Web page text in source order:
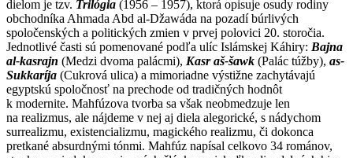
dielom je tzv. Trilógia (1956 – 1957), ktorá opisuje osudy rodiny
obchodníka Ahmada Abd al-Džawáda na pozadí búrlivých
spoločenských a politických zmien v prvej polovici 20. storočia.
Jednotlivé časti sú pomenované podľa ulíc Islámskej Káhiry: Bajna
al-kasrajn (Medzi dvoma palácmi), Kasr aš-šawk (Palác túžby), as-
Sukkaríja (Cukrová ulica) a mimoriadne výstižne zachytávajú
egyptskú spoločnosť na prechode od tradičných hodnôt
k modernite. Mahfúzova tvorba sa však neobmedzuje len
na realizmus, ale nájdeme v nej aj diela alegorické, s nádychom
surrealizmu, existencializmu, magického realizmu, či dokonca
pretkané absurdnými tónmi. Mahfúz napísal celkovo 34 románov,